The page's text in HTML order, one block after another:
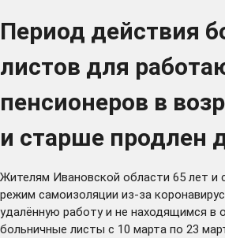
Период действия
листов для
пенсионеров в
и старше продлен
Жителям Ивановской области 65 лет
режим самоизоляции из-за
удалённую работу и не находящимся в
больничные листы с 10 марта по 23